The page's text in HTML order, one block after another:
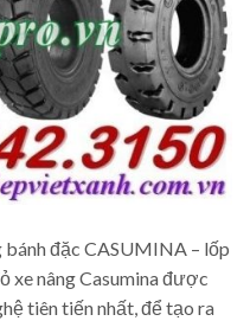
bánh đặc CASUMINA – lốp
xe nâng Casumina được
tiên tiến nhất, để tạo ra